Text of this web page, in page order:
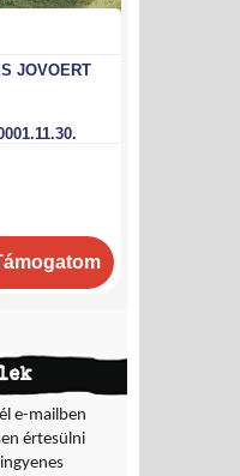
e-mailben
értesülni